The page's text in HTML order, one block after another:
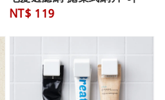
Regular
NT$ 119